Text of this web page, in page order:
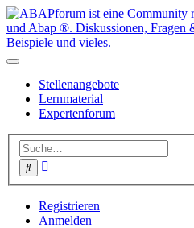
Stellenangebote
Lernmaterial
Expertenforum
Suche
Registrieren
Anmelden